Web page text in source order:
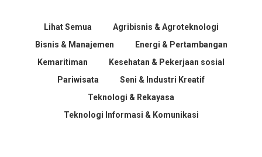
Lihat Semua
Agribisnis & Agroteknologi
Bisnis & Manajemen
Energi & Pertambangan
Kemaritiman
Kesehatan & Pekerjaan sosial
Pariwisata
Seni & Industri Kreatif
Teknologi & Rekayasa
Teknologi Informasi & Komunikasi